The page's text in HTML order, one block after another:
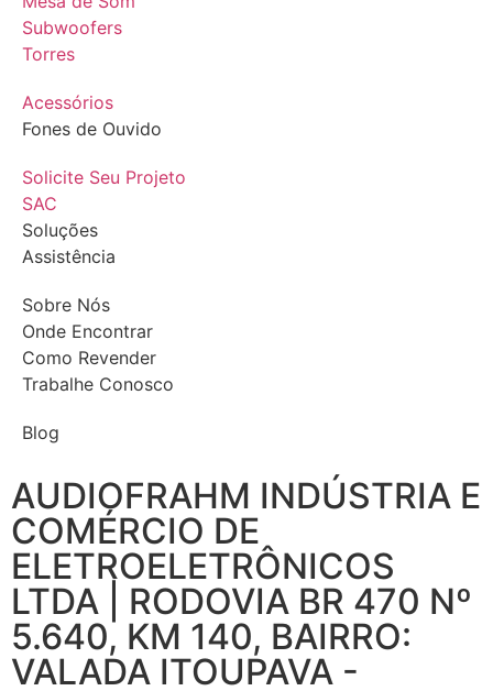
Subwoofers
Torres
Acessórios
Fones de Ouvido
Solicite Seu Projeto
SAC
Soluções
Assistência
Sobre Nós
Onde Encontrar
Como Revender
Trabalhe Conosco
Blog
AUDIOFRAHM INDÚSTRIA E
COMÉRCIO DE
ELETROELETRÔNICOS
LTDA | RODOVIA BR 470 Nº
5.640, KM 140, BAIRRO:
VALADA ITOUPAVA -